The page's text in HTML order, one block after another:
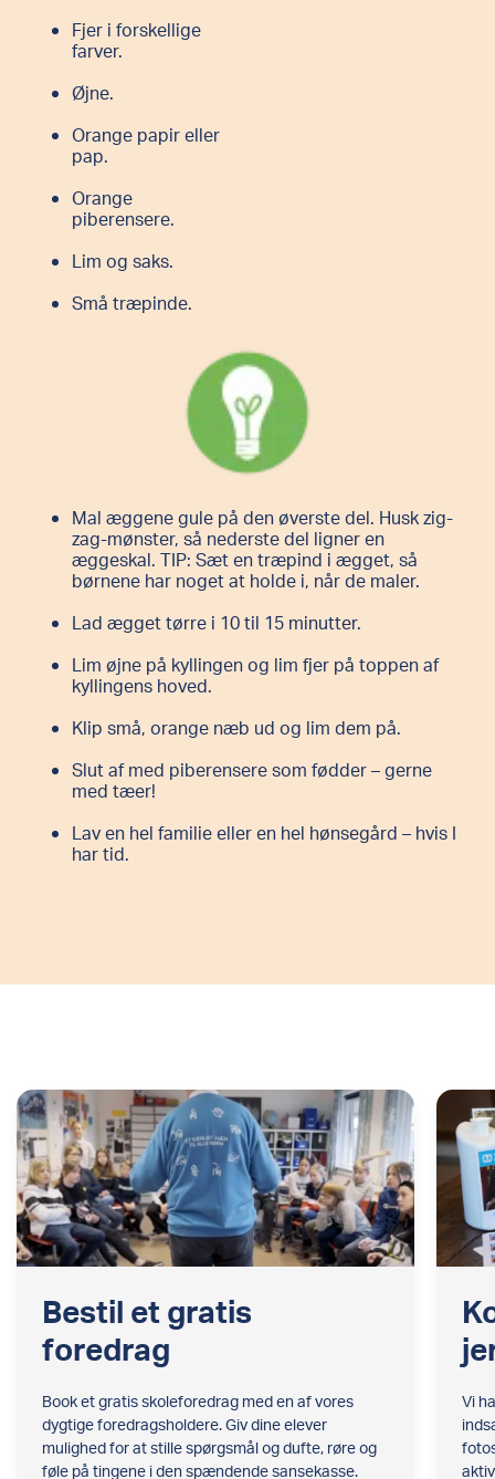
Fjer i forskellige
farver.
Øjne.
Orange papir eller
pap.
Orange
piberensere.
Lim og saks.
Små træpinde.
Mal æggene gule på den øverste del. Husk zig-
zag-mønster, så nederste del ligner en
æggeskal. TIP: Sæt en træpind i ægget, så
børnene har noget at holde i, når de maler.
Lad ægget tørre i 10 til 15 minutter.
Lim øjne på kyllingen og lim fjer på toppen af
kyllingens hoved.
Klip små, orange næb ud og lim dem på.
Slut af med piberensere som fødder – gerne
med tæer!
Lav en hel familie eller en hel hønsegård – hvis I
har tid.
Bestil et gratis
foredrag
Book et gratis skoleforedrag med en af vores
dygtige foredragsholdere. Giv dine elever
mulighed for at stille spørgsmål og dufte, røre og
føle på tingene i den spændende sansekasse.
Vi